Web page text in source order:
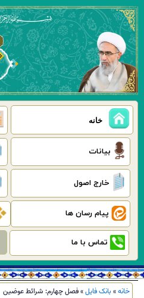
پرش
محتوا
خانه
بیانات
خارج اصول
پیام رسان ها
تماس با ما
خانه» بانک فایل»فصل چهارم: شرائط عوضین